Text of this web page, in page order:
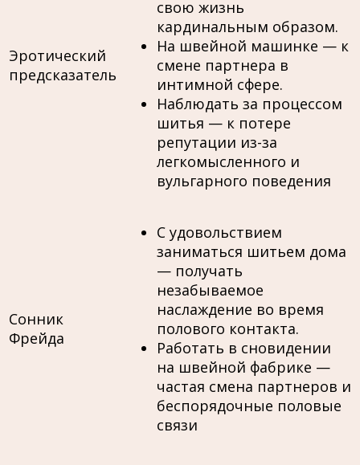
Эротический
предсказатель
свою жизнь
кардинальным образом.
На швейной машинке — к
смене партнера в
интимной сфере.
Наблюдать за процессом
шитья — к потере
репутации из-за
легкомысленного и
вульгарного поведения
Сонник
Фрейда
С удовольствием
заниматься шитьем дома
— получать
незабываемое
наслаждение во время
полового контакта.
Работать в сновидении
на швейной фабрике —
частая смена партнеров и
беспорядочные половые
связи